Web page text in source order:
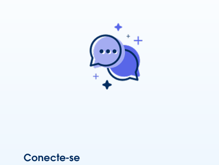
Conecte-se